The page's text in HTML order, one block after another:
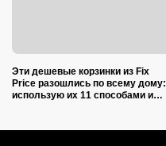
Эти дешевые корзинки из Fix
Price разошлись по всему дому:
использую их 11 способами и